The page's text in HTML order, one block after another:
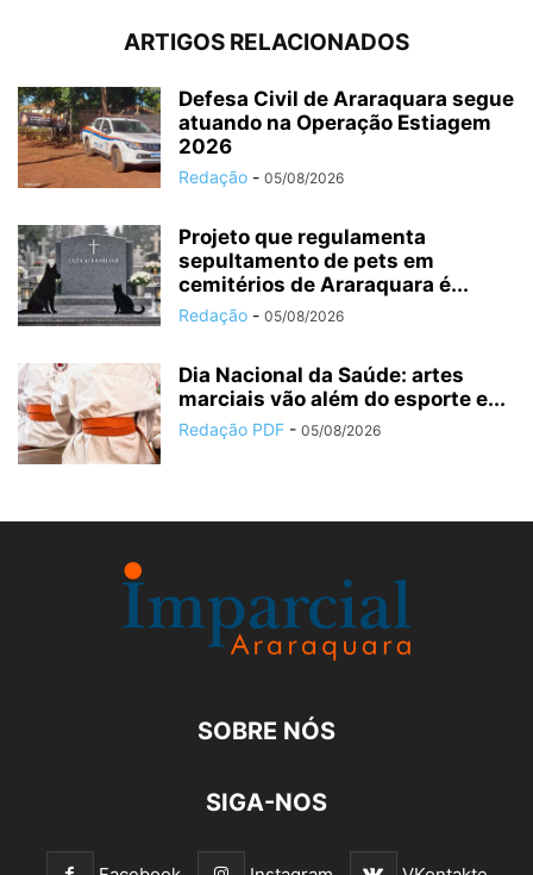
ARTIGOS RELACIONADOS
Defesa Civil de Araraquara segue
atuando na Operação Estiagem
2026
Redação - 05/08/2026
Projeto que regulamenta
sepultamento de pets em
cemitérios de Araraquara é...
Redação - 05/08/2026
Dia Nacional da Saúde: artes
marciais vão além do esporte e...
Redação PDF - 05/08/2026
SOBRE NÓS
SIGA-NOS